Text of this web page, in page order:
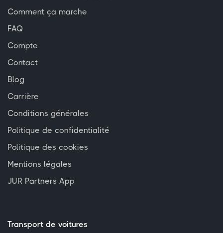
Comment ça marche
FAQ
Compte
Contact
Blog
Carrière
Conditions générales
Politique de confidentialité
Politique des cookies
Mentions légales
JUR Partners App
Transport de voitures